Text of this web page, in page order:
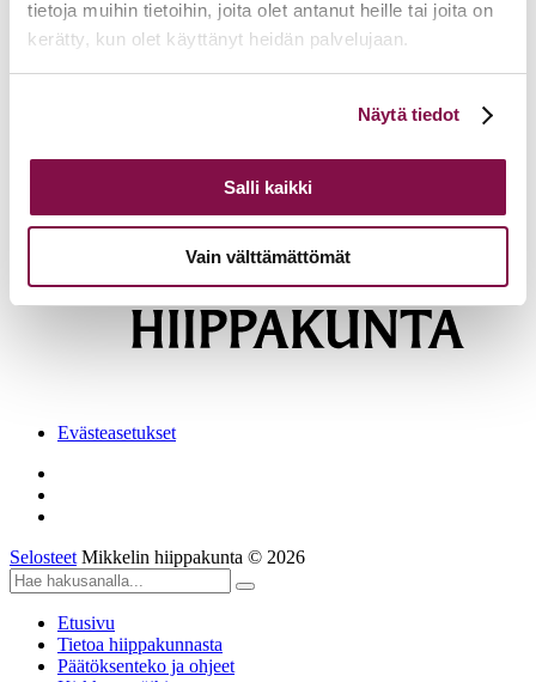
tietoja muihin tietoihin, joita olet antanut heille tai joita on
kerätty, kun olet käyttänyt heidän palvelujaan.
linkistä.
Näytä tiedot
Salli kaikki
Vain välttämättömät
Ajankohtaista
Matti Helin hiippakuntadekaaniksi 1.10.2026 alkaen
Tuomiokapitulin istunto 16.6.2026
Evästeasetukset
Selosteet Mikkelin hiippakunta © 2026
Etusivu
Tietoa hiippakunnasta
Päätöksenteko ja ohjeet